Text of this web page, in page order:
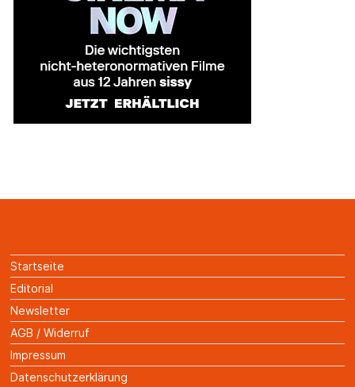
Startseite
Editorial
Newsletter
AGB / Widerruf
Impressum
Datenschutzerklärung